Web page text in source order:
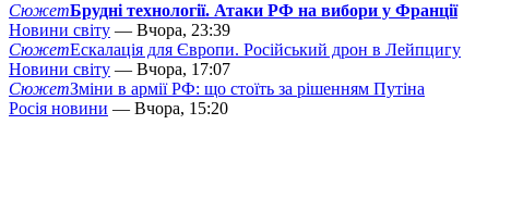
СюжетБрудні технології. Атаки РФ на вибори у Франції
Новини світу — Вчора, 23:39
СюжетЕскалація для Європи. Російський дрон в Лейпцигу
Новини світу — Вчора, 17:07
СюжетЗміни в армії РФ: що стоїть за рішенням Путіна
Росія новини — Вчора, 15:20